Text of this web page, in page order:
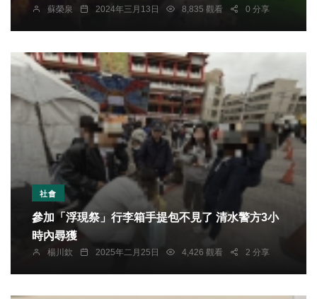
蘇榮泉 2024年三月13日 8,835 觀看 0 分享
社會
參加「浮現祭」行李箱手提包不見了 清水警方3小
時內尋獲
楊川欽 2025年二月25日 4,426 觀看 2 分享